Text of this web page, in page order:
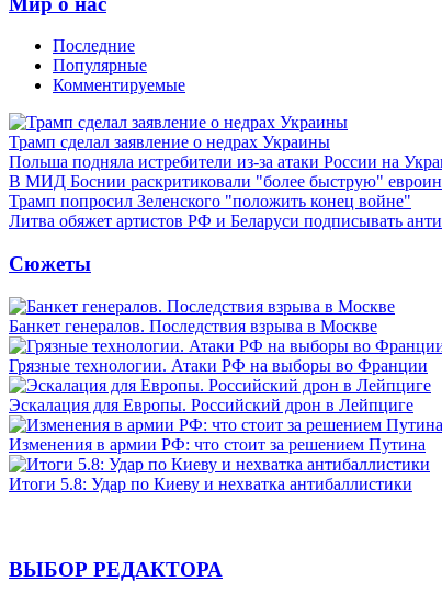
Последние
Популярные
Комментируемые
Трамп сделал заявление о недрах Украины
Польша подняла истребители из-за атаки России на
В МИД Боснии раскритиковали "более быструю"
Трамп попросил Зеленского "положить конец войне"
Литва обяжет артистов РФ и Беларуси подписывать
Сюжеты
Банкет генералов. Последствия взрыва в Москве
Грязные технологии. Атаки РФ на выборы во Франции
Эскалация для Европы. Российский дрон в Лейпциге
Изменения в армии РФ: что стоит за решением Путина
Итоги 5.8: Удар по Киеву и нехватка антибаллистики
ВЫБОР РЕДАКТОРА